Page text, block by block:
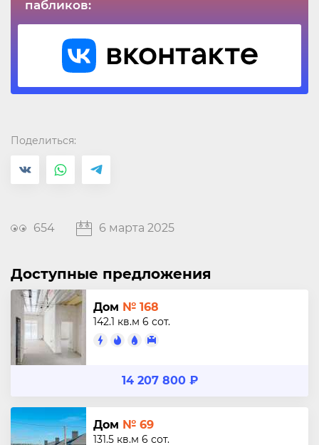
пабликов:
Поделиться:
654 6 марта 2025
Доступные предложения
Дом № 168
142.1 кв.м 6 сот.
14 207 800 ₽
Дом № 69
131.5 кв.м 6 сот.